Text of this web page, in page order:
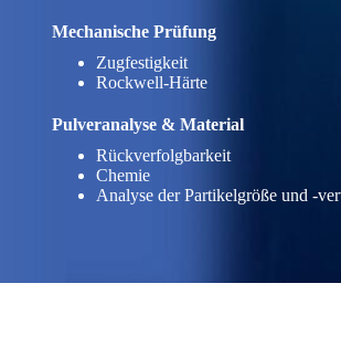
Mechanische Prüfung
Zugfestigkeit
Rockwell-Härte
Pulveranalyse & Material
Rückverfolgbarkeit
Chemie
Analyse der Partikelgröße und -